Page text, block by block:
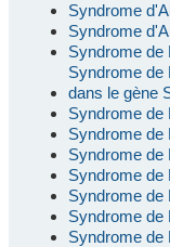
Syndrome
Syndrome
Syndrome de
Syndrome de
dans le gène
Syndrome de
Syndrome de
Syndrome de
Syndrome de
Syndrome de
Syndrome de
Syndrome de